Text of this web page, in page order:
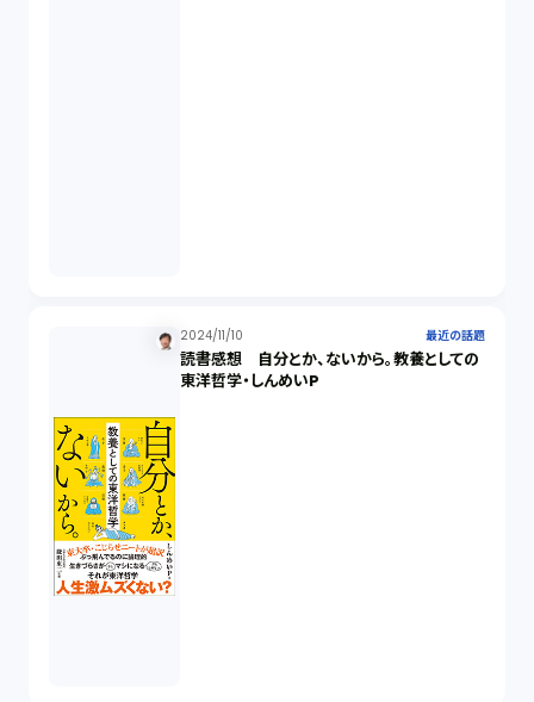
2024/11/10 最近の話題
読書感想 自分とか、ないから。教養としての
東洋哲学・しんめいP